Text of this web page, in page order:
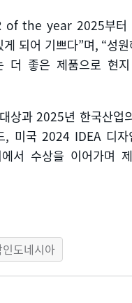
of the year 2025부터
되어 기쁘다”며, “성
더 좋은 제품으로 현
상과2025년 한국산업
, 미국 2024 IDEA 디
서 수상을 이어가며
도네시아